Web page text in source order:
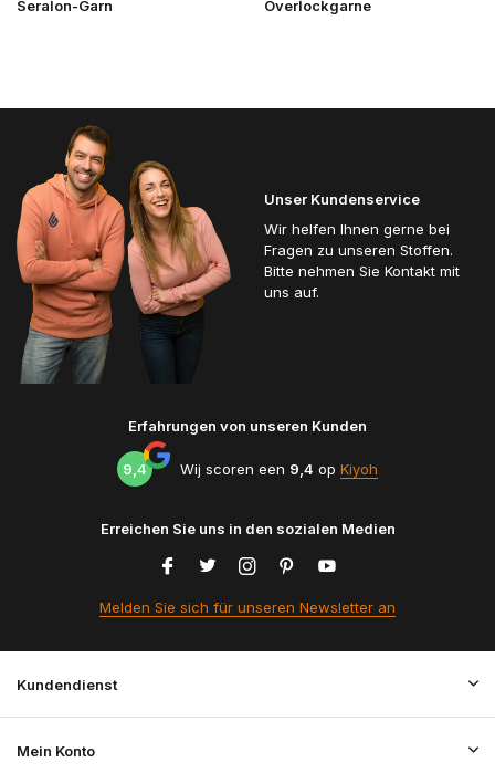
Seralon-Garn Overlockgarne
Unser Kundenservice
Wir helfen Ihnen gerne bei
Fragen zu unseren Stoffen.
Bitte nehmen Sie Kontakt mit
uns auf.
Erfahrungen von unseren Kunden
9,4 Wij scoren een 9,4 op Kiyoh
Erreichen Sie uns in den sozialen Medien
Melden Sie sich für unseren Newsletter an
Kundendienst
Mein Konto